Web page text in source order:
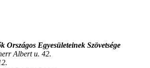
Országos Egyesületeinek Szövetsége
Albert u. 42.